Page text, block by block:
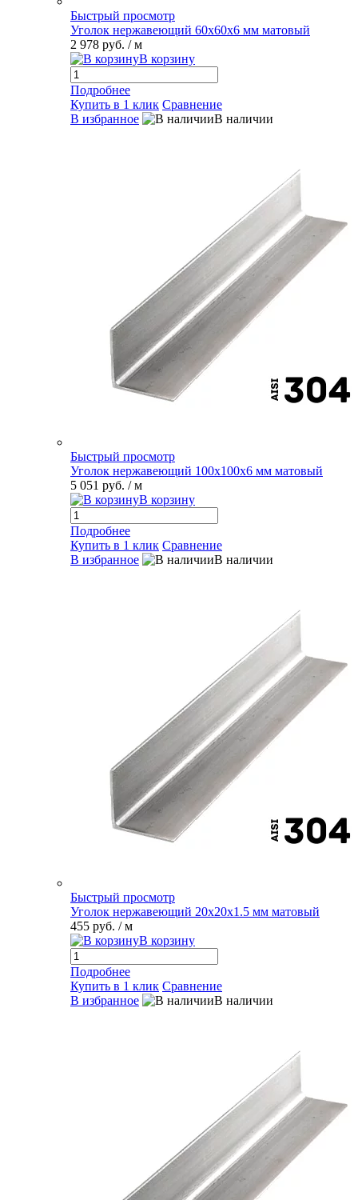
Быстрый просмотр
Уголок нержавеющий 60х60х6 мм матовый
2 978 руб. / м
В корзину
Подробнее
Купить в 1 клик Сравнение
В избранное
В наличии
Быстрый просмотр
Уголок нержавеющий 100х100х6 мм матовый
5 051 руб. / м
В корзину
Подробнее
Купить в 1 клик Сравнение
В избранное
В наличии
Быстрый просмотр
Уголок нержавеющий 20х20х1.5 мм матовый
455 руб. / м
В корзину
Подробнее
Купить в 1 клик Сравнение
В избранное
В наличии